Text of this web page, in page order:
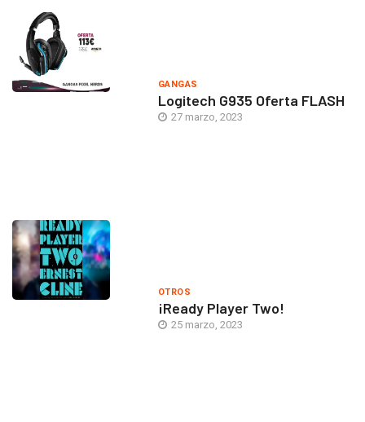
GANGAS
Logitech G935 Oferta FLASH
27 marzo, 2023
OTROS
¡Ready Player Two!
25 marzo, 2023